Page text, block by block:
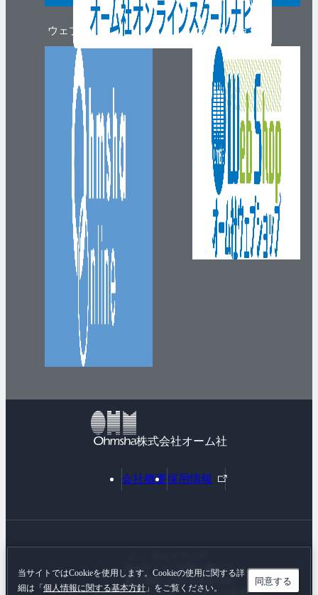
当サイトではCookieを使用します。Cookieの使用に関する詳
細は「 個人情報に関する基本方針 」をご覧ください。
同意する
ウェブマガジン ウェブショップ
株式会社オーム社
会社概要採用情報
外
部
ン
Webサイトご利用に際して
個人情報に関する基本方針
カスタマーハラスメントに対する基本方針